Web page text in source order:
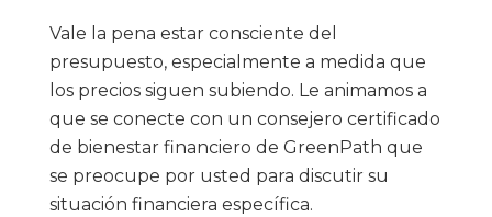
Vale la pena estar consciente del
presupuesto, especialmente a medida que
los precios siguen subiendo. Le animamos a
que se conecte con un consejero certificado
de bienestar financiero de GreenPath que
se preocupe por usted para discutir su
situación financiera específica.